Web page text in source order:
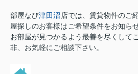
部屋なび津田沼 店では、賃貸物件のご
屋探しのお客様はご希望条件をお知ら
お部屋が見つかるよう最善を尽くして
非、お気軽にご相談下さい。